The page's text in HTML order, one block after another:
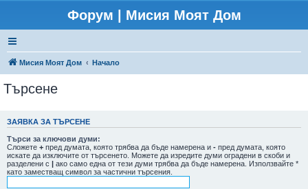
Форум | Мисия Моят Дом
Мисия Моят Дом Начало
Търсене
ЗАЯВКА ЗА ТЪРСЕНЕ
Търси за ключови думи:
Сложете + пред думата, която трябва да бъде намерена и - пред думата, която
искате да изключите от търсенето. Можете да изредите думи оградени в скоби и
разделени с | ако само една от тези думи трябва да бъде намерена. Използвайте *
като заместващ символ за частични търсения.